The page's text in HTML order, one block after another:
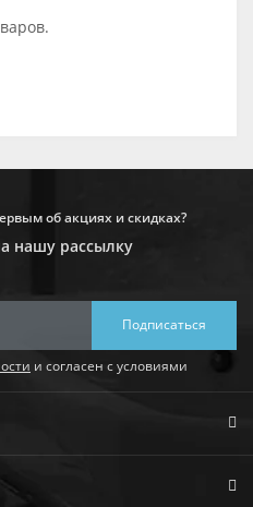
об акциях и скидках?
нашу рассылку
Подписаться
и согласен с условиями